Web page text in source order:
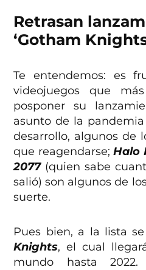
Retrasan
‘Gotham
Te entendemos: es
videojuegos que
posponer su
asunto de la
desarrollo, algunos de
que reagendarse;Halo
2077(quien sabe
salió) son algunos de
suerte.
Pues bien, a la lista
Knights, el cual
mundo hasta